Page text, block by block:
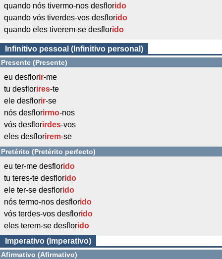
quando nós tivermo-nos desflorido
quando vós tiverdes-vos desflorido
quando eles tiverem-se desflorido
Infinitivo pessoal (Infinitivo personal)
Presente (Presente)
eu desflorir-me
tu desflorires-te
ele desflorir-se
nós desflorirmo-nos
vós desflorirdes-vos
eles desflorirem-se
Pretérito (Pretérito perfecto)
eu ter-me desflorido
tu teres-te desflorido
ele ter-se desflorido
nós termo-nos desflorido
vós terdes-vos desflorido
eles terem-se desflorido
Imperativo (Imperativo)
Afirmativo (Afirmativo)